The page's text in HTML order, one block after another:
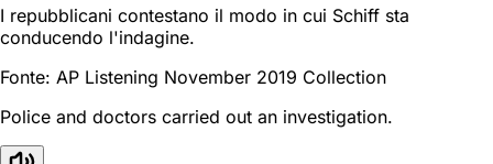
I repubblicani contestano il modo in cui Schiff sta
conducendo l'indagine.
Fonte: AP Listening November 2019 Collection
Police and doctors carried out an investigation.